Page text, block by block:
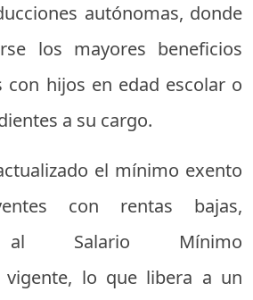
autónomas, donde
los mayores beneficios
con hijos en edad escolar o
a su cargo.
el mínimo exento
con rentas bajas,
al Salario Mínimo
vigente, lo que libera a un